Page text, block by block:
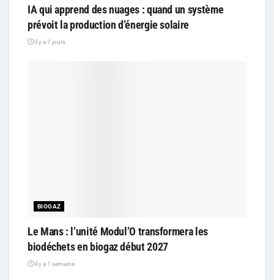
IA qui apprend des nuages : quand un système
prévoit la production d’énergie solaire
il y a 7 jours
BIOGAZ
Le Mans : l’unité Modul’O transformera les
biodéchets en biogaz début 2027
il y a 1 semaine